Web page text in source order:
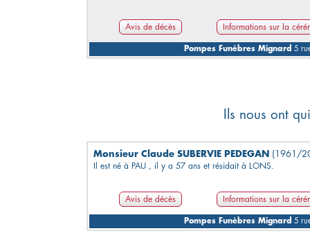
Avis de décès Informations sur la
Pompes Funèbres Mignard 5
Ils nous ont
Monsieur Claude SUBERVIE PEDEGAN (1961/
Il est né à PAU , il y a 57 ans et résidait à LONS.
Avis de décès Informations sur la
Pompes Funèbres Mignard 5